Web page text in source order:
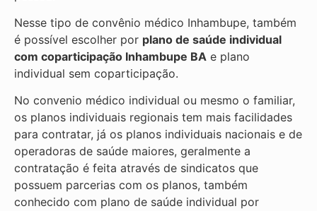
Nesse tipo de convênio médico Inhambupe, também
é possível escolher por plano de saúde individual
com coparticipação Inhambupe BA e plano
individual sem coparticipação.
No convenio médico individual ou mesmo o familiar,
os planos individuais regionais tem mais facilidades
para contratar, já os planos individuais nacionais e de
operadoras de saúde maiores, geralmente a
contratação é feita através de sindicatos que
possuem parcerias com os planos, também
conhecido com plano de saúde individual por